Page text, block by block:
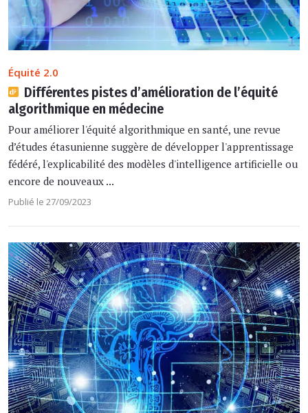
Équité 2.0
Différentes pistes d’amélioration de l’équité
algorithmique en médecine
Pour améliorer l'équité algorithmique en santé, une revue
d’études étasunienne suggère de développer l'apprentissage
fédéré, l'explicabilité des modèles d'intelligence artificielle ou
encore de nouveaux ...
Publié le 27/09/2023